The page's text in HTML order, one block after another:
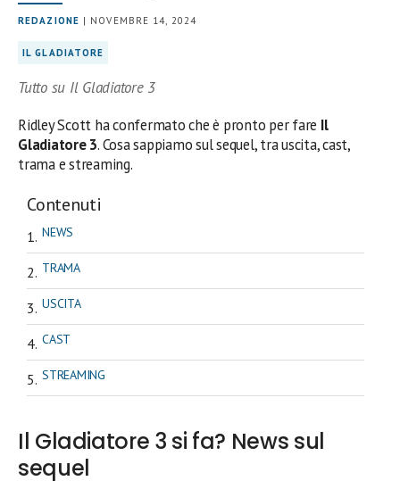
REDAZIONE | NOVEMBRE 14, 2024
IL GLADIATORE
Tutto su Il Gladiatore 3
Ridley Scott ha confermato che è pronto per fare Il
Gladiatore 3. Cosa sappiamo sul sequel, tra uscita, cast,
trama e streaming.
Contenuti
NEWS
TRAMA
USCITA
CAST
STREAMING
Il Gladiatore 3 si fa? News sul
sequel